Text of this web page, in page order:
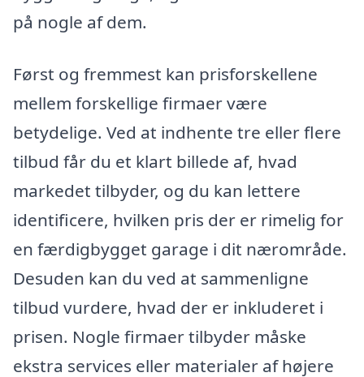
på nogle af dem.
Først og fremmest kan prisforskellene
mellem forskellige firmaer være
betydelige. Ved at indhente tre eller flere
tilbud får du et klart billede af, hvad
markedet tilbyder, og du kan lettere
identificere, hvilken pris der er rimelig for
en færdigbygget garage i dit nærområde.
Desuden kan du ved at sammenligne
tilbud vurdere, hvad der er inkluderet i
prisen. Nogle firmaer tilbyder måske
ekstra services eller materialer af højere